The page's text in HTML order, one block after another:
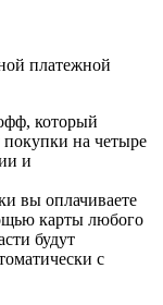
платежной
который
покупки на четыре
и
вы оплачиваете
карты любого
будут
с